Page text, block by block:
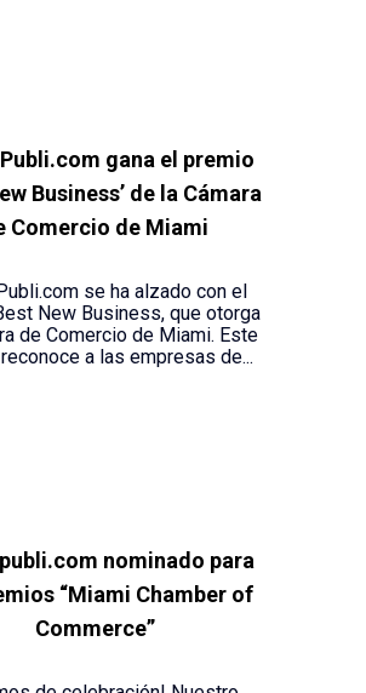
gana el premio
Business’ de la Cámara
Comercio de Miami
se ha alzado con el
New Business, que otorga
de Comercio de Miami. Este
a las empresas de...
nominado para
“Miami Chamber of
Commerce”